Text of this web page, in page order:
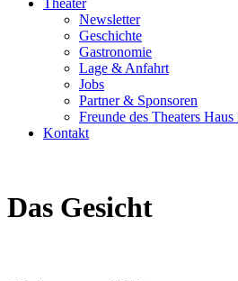
Newsletter
Geschichte
Gastronomie
Lage & Anfahrt
Jobs
Partner & Sponsoren
Freunde des Theaters
Kontakt
Das Gesicht